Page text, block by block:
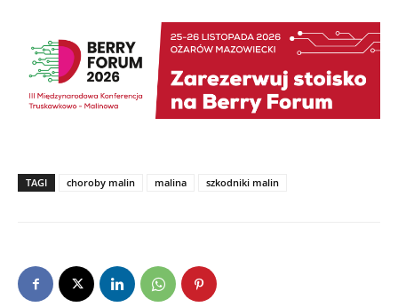
TAGI choroby malin malina szkodniki malin